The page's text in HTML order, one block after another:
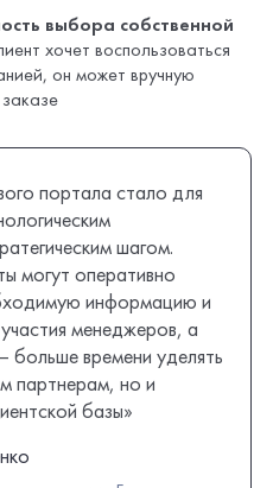
информацию и
участия менеджеров, а
больше времени уделять
партнерам, но и
базы»
компании «Гвард»
с добавлением новых